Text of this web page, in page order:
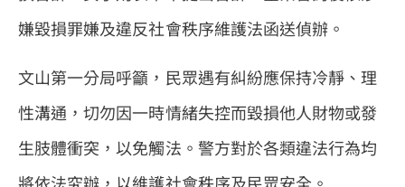
嫌毀損罪嫌及違反社會秩序維護法函送偵辦。
文山第一分局呼籲，民眾遇有糾紛應保持冷靜、理
性溝通，切勿因一時情緒失控而毀損他人財物或發
生肢體衝突，以免觸法。警方對於各類違法行為均
將依法究辦，以維護社會秩序及民眾安全。